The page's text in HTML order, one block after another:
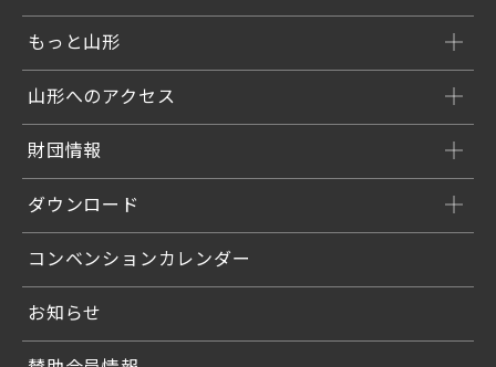
もっと山形
山形へのアクセス
財団情報
ダウンロード
コンベンションカレンダー
お知らせ